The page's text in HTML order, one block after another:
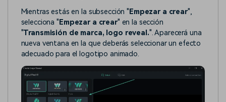
Mientras estás en la subsección "Empezar a crear",
selecciona "Empezar a crear" en la sección
"Transmisión de marca, logo reveal.". Aparecerá una
nueva ventana en la que deberás seleccionar un efecto
adecuado para el logotipo animado.